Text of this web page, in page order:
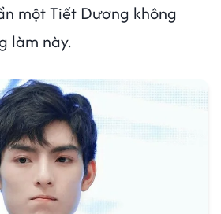
một Tiết Dương không
làm này.